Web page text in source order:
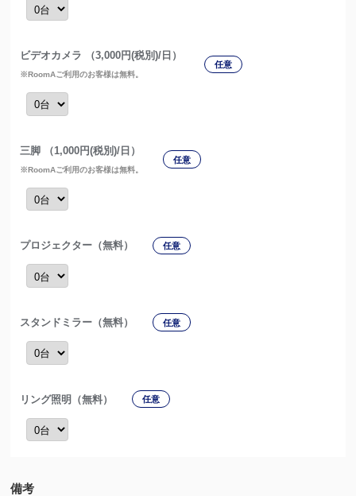
ビデオカメラ （3,000円(税別)/日）
※RoomAご利用のお客様は無料。
任意
三脚 （1,000円(税別)/日）
※RoomAご利用のお客様は無料。
任意
プロジェクター（無料） 任意
スタンドミラー（無料） 任意
リング照明（無料） 任意
備考